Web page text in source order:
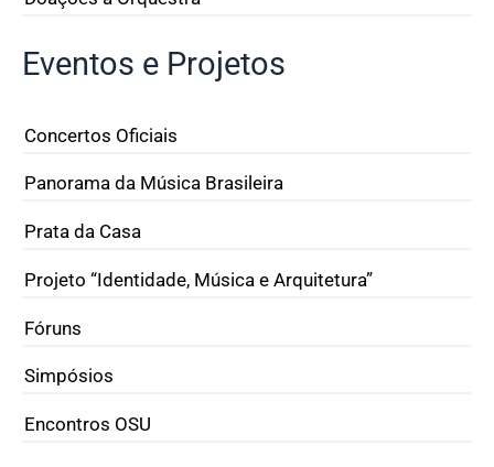
Eventos e Projetos
Concertos Oficiais
Panorama da Música Brasileira
Prata da Casa
Projeto “Identidade, Música e Arquitetura”
Fóruns
Simpósios
Encontros OSU